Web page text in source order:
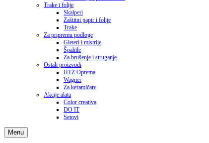
Trake i folije
Skalperi
Zaštitni papir i folije
Trake
Za pripremu podloge
Gleteri i mistrije
Špahtle
Za brušenje i struganje
Ostali proizvodi
HTZ Oprema
Wagner
Za keramičare
Akcije alata
Color creativa
DO IT
Setovi
Menu